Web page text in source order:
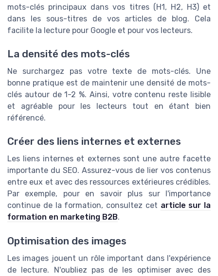
mots-clés principaux dans vos titres (H1, H2, H3) et
dans les sous-titres de vos articles de blog. Cela
facilite la lecture pour Google et pour vos lecteurs.
La densité des mots-clés
Ne surchargez pas votre texte de mots-clés. Une
bonne pratique est de maintenir une densité de mots-
clés autour de 1-2 %. Ainsi, votre contenu reste lisible
et agréable pour les lecteurs tout en étant bien
référencé.
Créer des liens internes et externes
Les liens internes et externes sont une autre facette
importante du SEO. Assurez-vous de lier vos contenus
entre eux et avec des ressources extérieures crédibles.
Par exemple, pour en savoir plus sur l'importance
continue de la formation, consultez cet article sur la
formation en marketing B2B.
Optimisation des images
Les images jouent un rôle important dans l'expérience
de lecture. N'oubliez pas de les optimiser avec des